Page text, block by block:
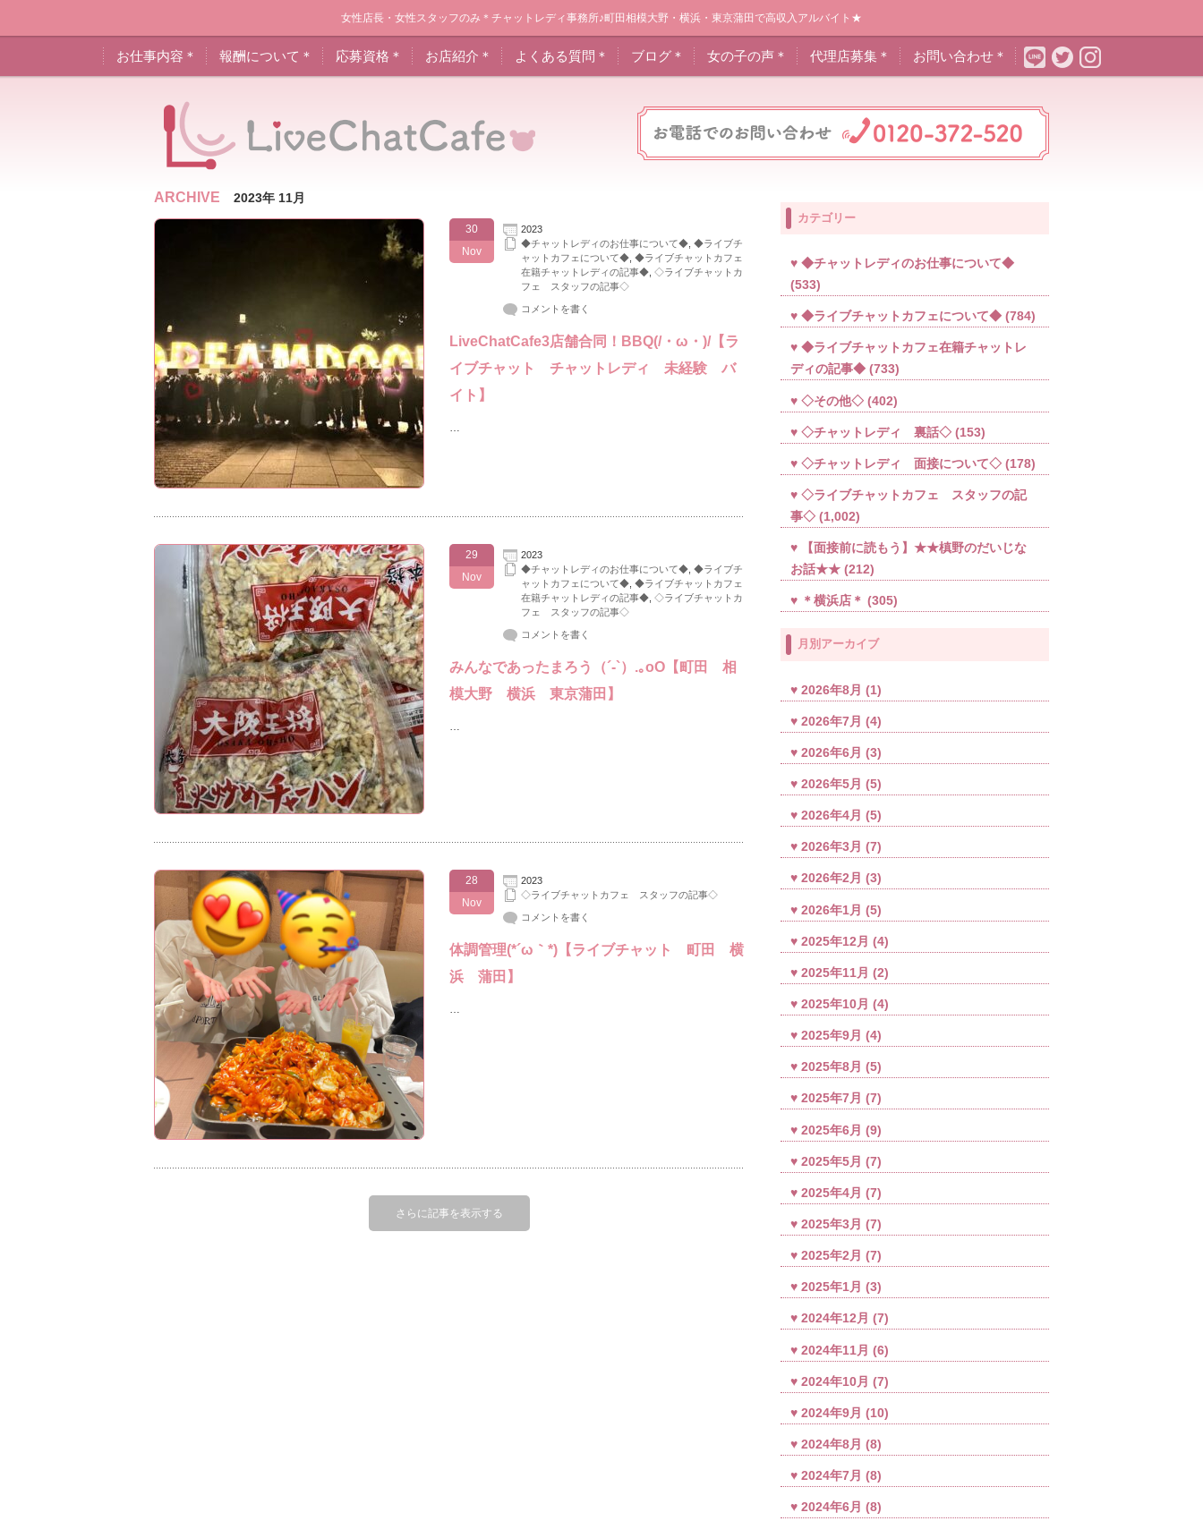
女性店長・女性スタッフのみ＊チャットレディ事務所♪町田相模大野・横浜・東京蒲田で高収入アルバイト★
お仕事内容＊ 報酬について＊ 応募資格＊ お店紹介＊ よくある質問＊ ブログ＊ 女の子の声＊ 代理店募集＊ お問い合わせ＊
ARCHIVE 2023年 11月
30
Nov
2023
◆チャットレディのお仕事について◆ ◆ライブチ
ャットカフェについて◆ ◆ライブチャットカフェ
在籍チャットレディの記事◆ ◇ライブチャットカ
フェ スタッフの記事◇
コメントを書く
LiveChatCafe3店舗合同！BBQ(/・ω・)/【ラ
イブチャット チャットレディ 未経験 バ
イト】
…
29
Nov
2023
◆チャットレディのお仕事について◆ ◆ライブチ
ャットカフェについて◆ ◆ライブチャットカフェ
在籍チャットレディの記事◆ ◇ライブチャットカ
フェ スタッフの記事◇
コメントを書く
みんなであったまろう（´-`）.｡oO【町田 相
模大野 横浜 東京蒲田】
…
28
Nov
2023
◇ライブチャットカフェ スタッフの記事◇
コメントを書く
体調管理(*´ω｀*)【ライブチャット 町田 横
浜 蒲田】
…
さらに記事を表示する
カテゴリー
◆チャットレディのお仕事について◆
(533)
◆ライブチャットカフェについて◆ (784)
◆ライブチャットカフェ在籍チャットレ
ディの記事◆ (733)
◇その他◇ (402)
◇チャットレディ 裏話◇ (153)
◇チャットレディ 面接について◇ (178)
◇ライブチャットカフェ スタッフの記
事◇ (1,002)
【面接前に読もう】★★槙野のだいじな
お話★★ (212)
＊横浜店＊ (305)
月別アーカイブ
2026年8月 (1)
2026年7月 (4)
2026年6月 (3)
2026年5月 (5)
2026年4月 (5)
2026年3月 (7)
2026年2月 (3)
2026年1月 (5)
2025年12月 (4)
2025年11月 (2)
2025年10月 (4)
2025年9月 (4)
2025年8月 (5)
2025年7月 (7)
2025年6月 (9)
2025年5月 (7)
2025年4月 (7)
2025年3月 (7)
2025年2月 (7)
2025年1月 (3)
2024年12月 (7)
2024年11月 (6)
2024年10月 (7)
2024年9月 (10)
2024年8月 (8)
2024年7月 (8)
2024年6月 (8)